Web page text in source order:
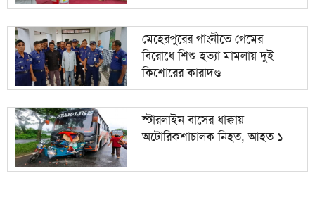
মেহেরপুরের গাংনীতে গেমের
বিরোধে শিশু হত্যা মামলায় দুই
কিশোরের কারাদণ্ড
স্টারলাইন বাসের ধাক্কায়
অটোরিকশাচালক নিহত, আহত ১